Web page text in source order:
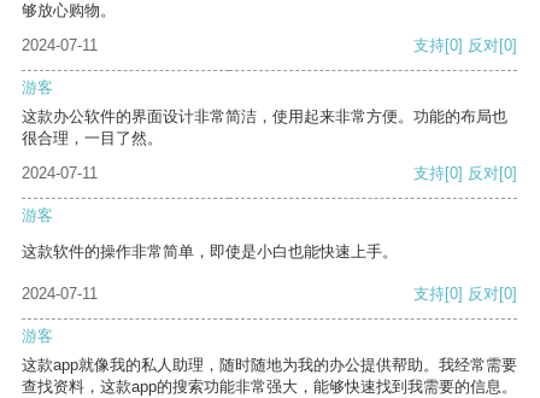
够放心购物。
2024-07-11
支持[0] 反对[0]
游客
这款办公软件的界面设计非常简洁，使用起来非常方便。功能的布局也
很合理，一目了然。
2024-07-11
支持[0] 反对[0]
游客
这款软件的操作非常简单，即使是小白也能快速上手。
2024-07-11 支持[0] 反对[0]
游客
这款app就像我的私人助理，随时随地为我的办公提供帮助。我经常需要
查找资料，这款app的搜索功能非常强大，能够快速找到我需要的信息。